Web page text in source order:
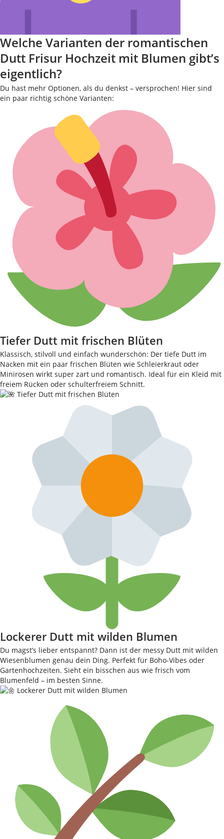
Welche Varianten der romantischen
Dutt Frisur Hochzeit mit Blumen gibt’s
eigentlich?
Du hast mehr Optionen, als du denkst – versprochen! Hier sind
ein paar richtig schöne Varianten:
Tiefer Dutt mit frischen Blüten
Klassisch, stilvoll und einfach wunderschön: Der tiefe Dutt im
Nacken mit ein paar frischen Blüten wie Schleierkraut oder
Minirosen wirkt super zart und romantisch. Ideal für ein Kleid mit
freiem Rücken oder schulterfreiem Schnitt.
Lockerer Dutt mit wilden Blumen
Du magst’s lieber entspannt? Dann ist der messy Dutt mit wilden
Wiesenblumen genau dein Ding. Perfekt für Boho-Vibes oder
Gartenhochzeiten. Sieht ein bisschen aus wie frisch vom
Blumenfeld – im besten Sinne.